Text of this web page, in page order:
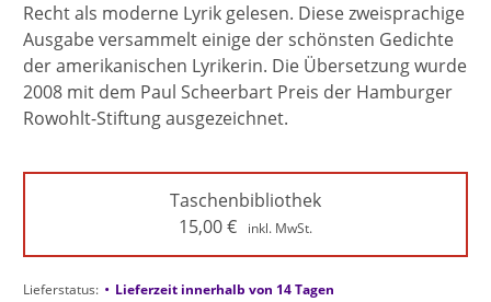
Recht als moderne Lyrik gelesen. Diese zweisprachige
Ausgabe versammelt einige der schönsten Gedichte
der amerikanischen Lyrikerin. Die Übersetzung wurde
2008 mit dem Paul Scheerbart Preis der Hamburger
Rowohlt-Stiftung ausgezeichnet.
Taschenbibliothek
15,00€ inkl. MwSt.
Lieferstatus: • Lieferzeit innerhalb von 14 Tagen